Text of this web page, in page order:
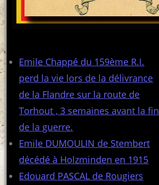
Emile Chappé du 159ème R.I.
perd la vie lors de la délivrance
de la Flandre sur la route de
Torhout , 3 semaines avant la fin
de la guerre.
Emile DUMOULIN de Stembert
décédé à Holzminden en 1915
Edouard PASCAL de Rougiers